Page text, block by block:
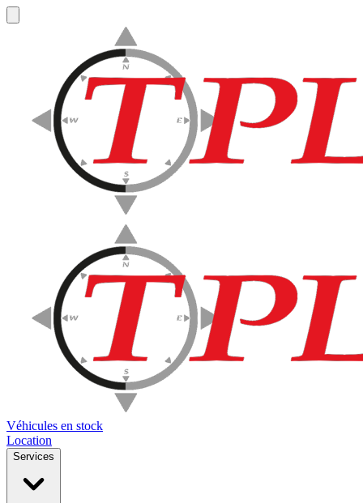
Véhicules en stock
Location
Services